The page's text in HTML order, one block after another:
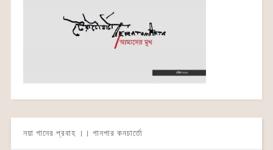
নয়া গানের প্রবাহ ।। গানপার কনচার্তো